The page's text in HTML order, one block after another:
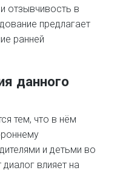
отзывчивость в
предлагает
ранней
данного
тем, что в нём
и детьми во
влияет на